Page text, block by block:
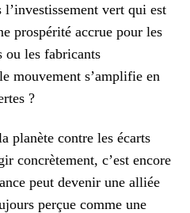
l’investissement vert qui est
prospérité accrue pour les
ou les fabricants
mouvement s’amplifie en
?
planète contre les écarts
concrètement, c’est encore
peut devenir une alliée
perçue comme une